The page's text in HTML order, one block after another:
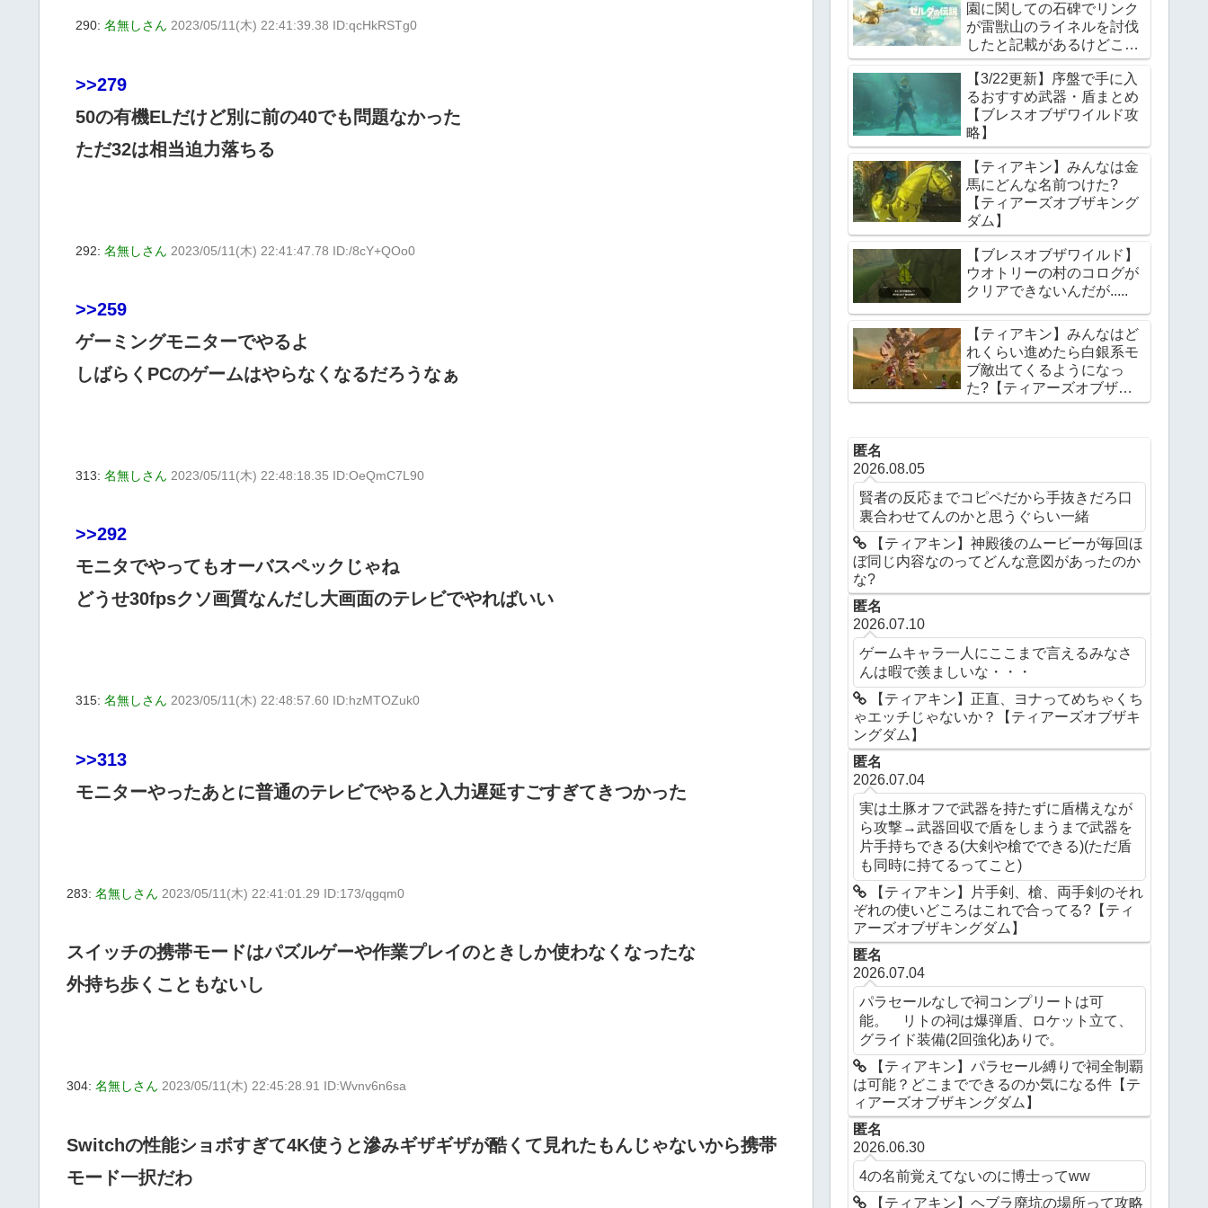
290: 名無しさん 2023/05/11(木) 22:41:39.38 ID:qcHkRSTg0
>>279
50の有機ELだけど別に前の40でも問題なかった
ただ32は相当迫力落ちる
292: 名無しさん 2023/05/11(木) 22:41:47.78 ID:/8cY+QOo0
>>259
ゲーミングモニターでやるよ
しばらくPCのゲームはやらなくなるだろうなぁ
313: 名無しさん 2023/05/11(木) 22:48:18.35 ID:OeQmC7L90
>>292
モニタでやってもオーバスペックじゃね
どうせ30fpsクソ画質なんだし大画面のテレビでやればいい
315: 名無しさん 2023/05/11(木) 22:48:57.60 ID:hzMTOZuk0
>>313
モニターやったあとに普通のテレビでやると入力遅延すごすぎてきつかった
283: 名無しさん 2023/05/11(木) 22:41:01.29 ID:173/qgqm0
スイッチの携帯モードはパズルゲーや作業プレイのときしか使わなくなったな
外持ち歩くこともないし
304: 名無しさん 2023/05/11(木) 22:45:28.91 ID:Wvnv6n6sa
Switchの性能ショボすぎて4K使うと滲みギザギザが酷くて見れたもんじゃないから携帯
モード一択だわ
園に関しての石碑でリンク
が雷獣山のライネルを討伐
したと記載があるけどこれ
っていつの話?【ティアー
ズオブザキングダム】
【3/22更新】序盤で手に入
るおすすめ武器・盾まとめ
【ブレスオブザワイルド攻
略】
【ティアキン】みんなは金
馬にどんな名前つけた?
【ティアーズオブザキング
ダム】
【ブレスオブザワイルド】
ウオトリーの村のコログが
クリアできないんだが.....
【ティアキン】みんなはど
れくらい進めたら白銀系モ
ブ敵出てくるようになっ
た?【ティアーズオブザキ
ングダム】
匿名
2026.08.05
賢者の反応までコピペだから手抜きだろ口
裏合わせてんのかと思うぐらい一緒
【ティアキン】神殿後のムービーが毎回ほ
ぼ同じ内容なのってどんな意図があったのか
な?
匿名
2026.07.10
ゲームキャラ一人にここまで言えるみなさ
んは暇で羨ましいな・・・
【ティアキン】正直、ヨナってめちゃくち
ゃエッチじゃないか？【ティアーズオブザキ
ングダム】
匿名
2026.07.04
実は土豚オフで武器を持たずに盾構えなが
ら攻撃→武器回収で盾をしまうまで武器を
片手持ちできる(大剣や槍でできる)(ただ盾
も同時に持てるってこと)
【ティアキン】片手剣、槍、両手剣のそれ
ぞれの使いどころはこれで合ってる?【ティ
アーズオブザキングダム】
匿名
2026.07.04
パラセールなしで祠コンプリートは可
能。 リトの祠は爆弾盾、ロケット立て、
グライド装備(2回強化)ありで。
【ティアキン】パラセール縛りで祠全制覇
は可能？どこまでできるのか気になる件【テ
ィアーズオブザキングダム】
匿名
2026.06.30
4の名前覚えてないのに博士ってww
【ティアキン】ヘブラ廃坑の場所って攻略